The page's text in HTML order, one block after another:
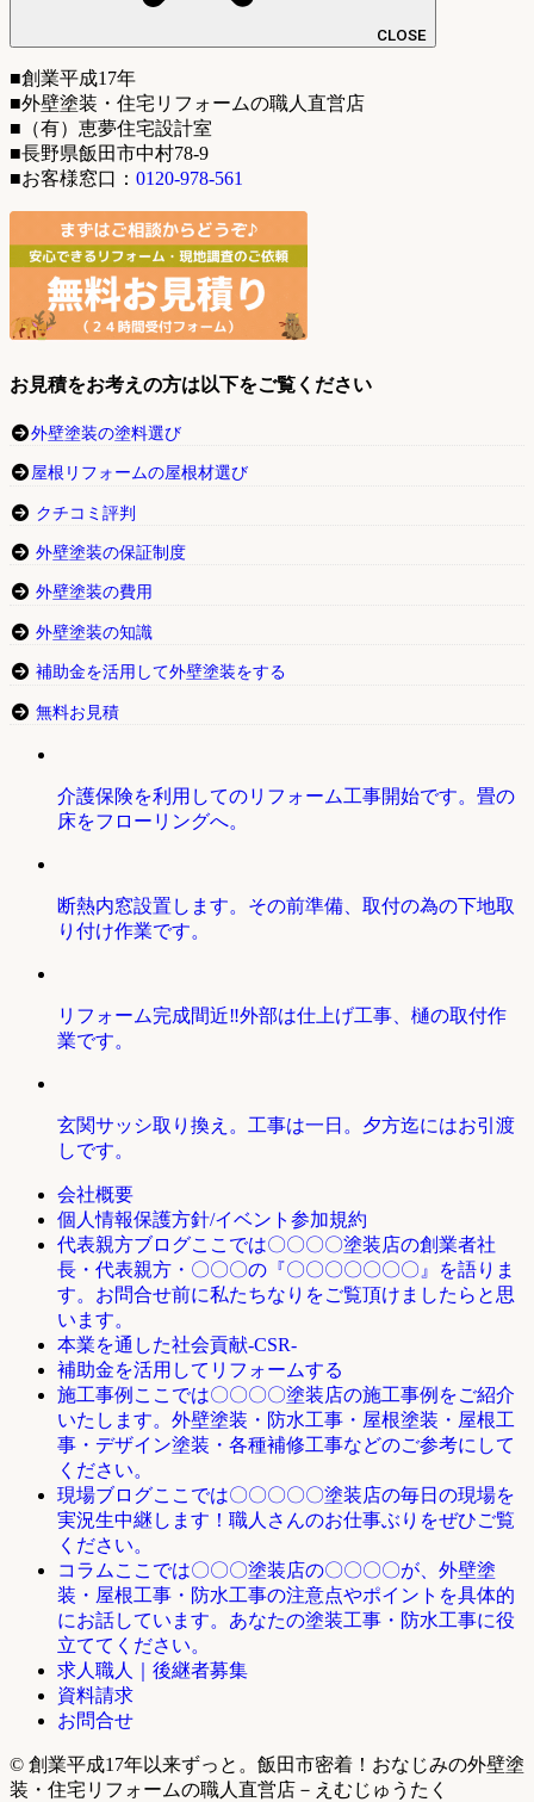
CLOSE
■創業平成17年
■外壁塗装・住宅リフォームの職人直営店
■（有）恵夢住宅設計室
■長野県飯田市中村78-9
■お客様窓口： 0120-978-561
お見積をお考えの方は以下をご覧ください
外壁塗装の塗料選び
屋根リフォームの屋根材選び
クチコミ評判
外壁塗装の保証制度
外壁塗装の費用
外壁塗装の知識
補助金を活用して外壁塗装をする
無料お見積
介護保険を利用してのリフォーム工事開始です。畳の
床をフローリングへ。
断熱内窓設置します。その前準備、取付の為の下地取
り付け作業です。
リフォーム完成間近‼外部は仕上げ工事、樋の取付作
業です。
玄関サッシ取り換え。工事は一日。夕方迄にはお引渡
しです。
会社概要
個人情報保護方針/イベント参加規約
代表親方ブログここでは〇〇〇〇塗装店の創業者社
長・代表親方・〇〇〇の『〇〇〇〇〇〇〇』を語りま
す。お問合せ前に私たちなりをご覧頂けましたらと思
います。
本業を通した社会貢献-CSR-
補助金を活用してリフォームする
施工事例 ここでは〇〇〇〇塗装店の施工事例をご紹介
いたします。外壁塗装・防水工事・屋根塗装・屋根工
事・デザイン塗装・各種補修工事などのご参考にして
ください。
現場ブログここでは〇〇〇〇〇塗装店の毎日の現場を
実況生中継します！職人さんのお仕事ぶりをぜひご覧
ください。
コラム ここでは〇〇〇塗装店の〇〇〇〇が、外壁塗
装・屋根工事・防水工事の注意点やポイントを具体的
にお話しています。あなたの塗装工事・防水工事に役
立ててください。
求人職人｜後継者募集
資料請求
お問合せ
© 創業平成17年以来ずっと。飯田市密着！おなじみの外壁塗
装・住宅リフォームの職人直営店－えむじゅうたく